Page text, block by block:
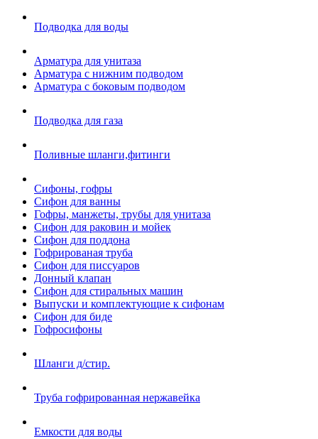
Подводка для воды
Арматура для унитаза
Арматура с нижним подводом
Арматура с боковым подводом
Подводка для газа
Поливные шланги,фитинги
Сифоны, гофры
Сифон для ванны
Гофры, манжеты, трубы для унитаза
Сифон для раковин и мойек
Сифон для поддона
Гофрированая труба
Сифон для писсуаров
Донный клапан
Сифон для стиральных машин
Выпуски и комплектующие к сифонам
Сифон для биде
Гофросифоны
Шланги д/стир.
Труба гофрированная нержавейка
Емкости для воды